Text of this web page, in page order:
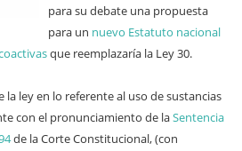
para su debate una propuesta
para un nuevo Estatuto nacional
que reemplazaría la Ley 30.
la ley en lo referente al uso de sustancias
con el pronunciamiento de laSentencia
de la Corte Constitucional, (con